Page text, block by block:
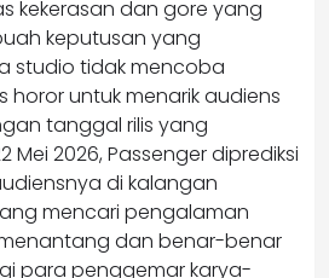
kekerasan dan gore yang
keputusan yang
studio tidak mencoba
horor untuk menarik audiens
tanggal rilis yang
2026, Passenger diprediksi
di kalangan
mencari pengalaman
dan benar-benar
para penggemar karya-